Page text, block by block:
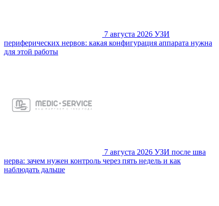
7 августа 2026 УЗИ
периферических нервов: какая конфигурация аппарата нужна
для этой работы
7 августа 2026 УЗИ после шва
нерва: зачем нужен контроль через пять недель и как
наблюдать дальше